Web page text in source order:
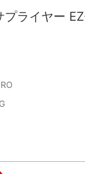
プライヤー